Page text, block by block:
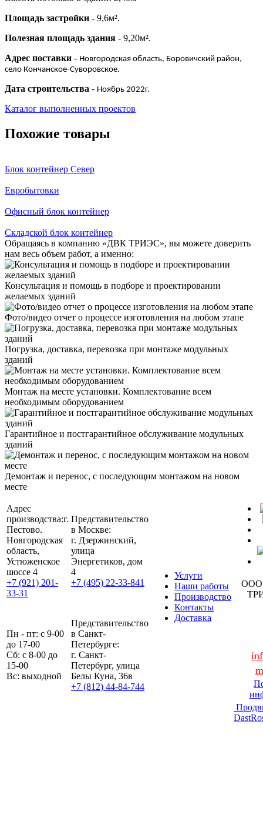
Площадь застройки - 9,6м².
Полезная площадь здания - 9,20м².
Адрес поставки - Новгородская область, Боровичский район,
село Кончанское-Суворовское.
Дата строительства - Ноябрь 2022г.
Каталог выполненных проектов
Похожие товары
Блок контейнер Север
Евробытовки
Офисный блок контейнер
Складской блок контейнер
Обращаясь в компанию «ДВК ТРИЭС», вы можете доверить
нам весь объем работ, а именно:
Консультация и помощь в подборе и проектировании
желаемых зданий
Фото/видео отчет о процессе изготовления на любом этапе
Погрузка, доставка, перевозка при монтаже модульных
зданий
Монтаж на месте установки. Комплектование всем
необходимым оборудованием
Гарантийное и постгарантийное обслуживание модульных
зданий
Демонтаж и перенос, с последующим монтажом на новом
месте
Адрес
производства:г.
Пестово.
Новгородская
область,
Устюженское
шоссе 4
+7 (921) 201-
33-31
Представительство
в Москве:
г. Дзержинский,
улица
Энергетиков, дом
4
+7 (495) 22-33-841
Услуги
Наши работы
Производство
Контакты
Доставка
ООО
Пн - пт: с 9-00
до 17-00
Сб: с 8-00 до
15-00
Вс: выходной
Представительство
в Санкт-
Петербурге:
г. Санкт-
Петербург, улица
Белы Куна, 36в
+7 (812) 44-84-744